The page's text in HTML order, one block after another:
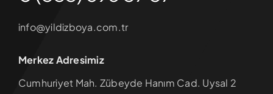
info@yildizboya.com.tr
Merkez Adresimiz
Cumhuriyet Mah. Zübeyde Hanım Cad. Uysal 2